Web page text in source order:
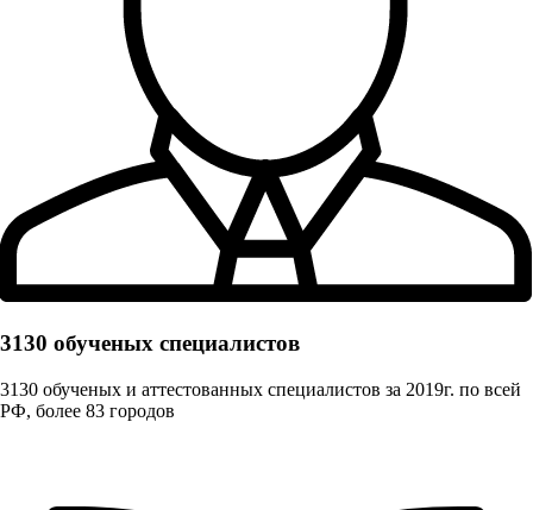
3130 обученых cпециалистов
3130 обученых и аттестованных специалистов за 2019г. по всей
РФ, более 83 городов